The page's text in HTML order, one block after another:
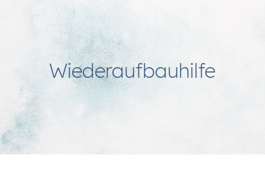
Wiederaufbauhilfe